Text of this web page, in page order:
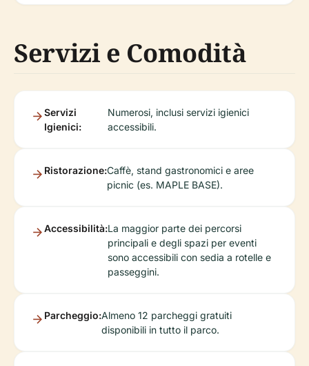
Servizi e Comodità
Servizi
Igienici:
Numerosi, inclusi servizi igienici
accessibili.
Ristorazione:Caffè, stand gastronomici e aree
picnic (es. MAPLE BASE).
Accessibilità:La maggior parte dei percorsi
principali e degli spazi per eventi
sono accessibili con sedia a rotelle e
passeggini.
Parcheggio:Almeno 12 parcheggi gratuiti
disponibili in tutto il parco.